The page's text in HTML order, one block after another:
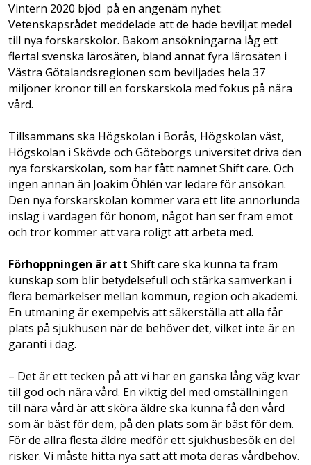
Vintern 2020 bjöd på en angenäm nyhet:
Vetenskapsrådet meddelade att de hade beviljat medel
till nya forskarskolor. Bakom ansökningarna låg ett
flertal svenska lärosäten, bland annat fyra lärosäten i
Västra Götalandsregionen som beviljades hela 37
miljoner kronor till en forskarskola med fokus på nära
vård.
Tillsammans ska Högskolan i Borås, Högskolan väst,
Högskolan i Skövde och Göteborgs universitet driva den
nya forskarskolan, som har fått namnet Shift care. Och
ingen annan än Joakim Öhlén var ledare för ansökan.
Den nya forskarskolan kommer vara ett lite annorlunda
inslag i vardagen för honom, något han ser fram emot
och tror kommer att vara roligt att arbeta med.
Förhoppningen är att Shift care ska kunna ta fram
kunskap som blir betydelsefull och stärka samverkan i
flera bemärkelser mellan kommun, region och akademi.
En utmaning är exempelvis att säkerställa att alla får
plats på sjukhusen när de behöver det, vilket inte är en
garanti i dag.
– Det är ett tecken på att vi har en ganska lång väg kvar
till god och nära vård. En viktig del med omställningen
till nära vård är att sköra äldre ska kunna få den vård
som är bäst för dem, på den plats som är bäst för dem.
För de allra flesta äldre medför ett sjukhusbesök en del
risker. Vi måste hitta nya sätt att möta deras vårdbehov.